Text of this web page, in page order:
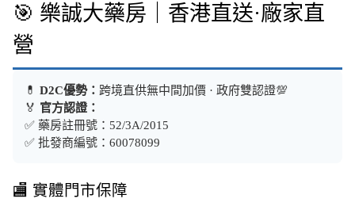
🎯 樂誠大藥房｜香港直送·廠家直
營
💊 D2C優勢： 跨境直供無中間加價 · 政府雙認證💯
🏅 官方認證：
✅ 藥房註冊號：52/3A/2015
✅ 批發商編號：60078099
🏬 實體門市保障